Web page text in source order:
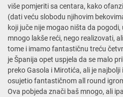
više pomjeriti sa centara, kako
(dati veću slobodu njihovim
koji juče nije mogao ništa da
mnogo lakše reći, nego realizovati,
tome i imamo fantastičnu treću
je Španija opet uspjela da se malo
preko Gasola i Mirotića, ali je
osujetio fantastičnom all round
Ova pobjeda znači baš mnogo, ali